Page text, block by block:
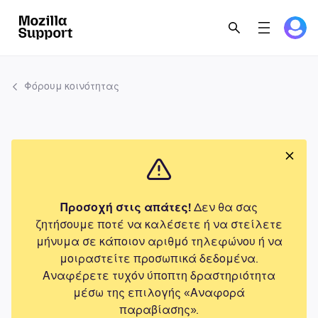
Φόρουμ κοινότητας
Προσοχή στις απάτες! Δεν θα σας
ζητήσουμε ποτέ να καλέσετε ή να στείλετε
μήνυμα σε κάποιον αριθμό τηλεφώνου ή να
μοιραστείτε προσωπικά δεδομένα.
Αναφέρετε τυχόν ύποπτη δραστηριότητα
μέσω της επιλογής «Αναφορά
παραβίασης».